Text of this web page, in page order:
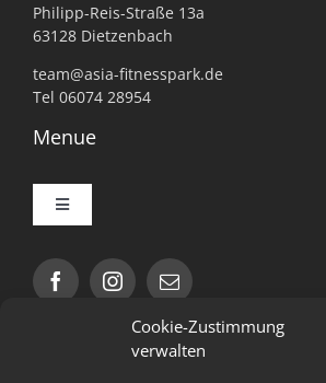
Cookie-Zustimmung
verwalten
Philipp-Reis-Straße 13a
63128 Dietzenbach
team@asia-fitnesspark.de
Tel 06074 28954
Menue
Toggle
Impressum
Datenschutzerklärung
Öffnungszeiten